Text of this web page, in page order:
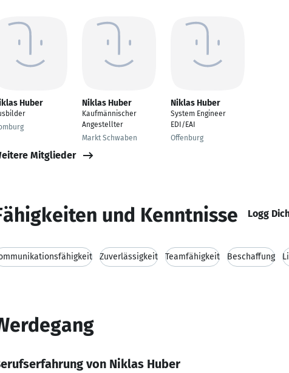
Huber Niklas Huber
Kaufmännischer
Angestellter
Markt Schwaben
Niklas Huber
System Engineer
EDI/EAI
Offenburg
Mitglieder
und Kenntnisse Logg
Zuverlässigkeit Teamfähigkeit Beschaffung
von Niklas Huber